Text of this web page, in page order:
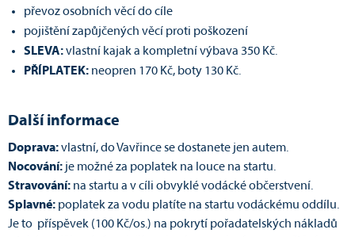
převoz osobních věcí do cíle
pojištění zapůjčených věcí proti poškození
SLEVA:vlastní kajak a kompletní výbava 350 Kč.
PŘÍPLATEK: neopren 170 Kč, boty 130 Kč.
Další informace
Doprava:vlastní, do Vavřince se dostanete jen autem.
Nocování: je možné za poplatek na louce na startu.
Stravování: na startu a v cíli obvyklé vodácké občerstvení.
Splavné: poplatek za vodu platíte na startu vodáckému oddílu.
Je to příspěvek (100 Kč/os.) na pokrytí pořadatelských nákladů